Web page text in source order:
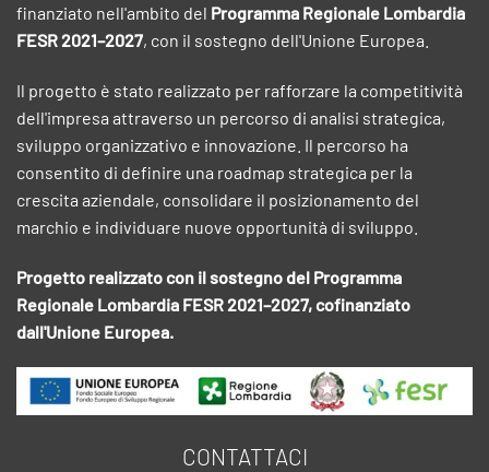
finanziato nell'ambito del Programma Regionale Lombardia
FESR 2021–2027, con il sostegno dell'Unione Europea.
Il progetto è stato realizzato per rafforzare la competitività
dell'impresa attraverso un percorso di analisi strategica,
sviluppo organizzativo e innovazione. Il percorso ha
consentito di definire una roadmap strategica per la
crescita aziendale, consolidare il posizionamento del
marchio e individuare nuove opportunità di sviluppo.
Progetto realizzato con il sostegno del Programma
Regionale Lombardia FESR 2021–2027, cofinanziato
dall'Unione Europea.
CONTATTACI